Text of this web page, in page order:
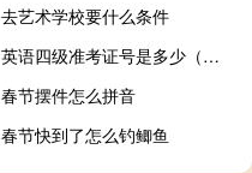
去艺术学校要什么条件
英语四级准考证号是多少（英语四级准考证号）
春节摆件怎么拼音
春节快到了怎么钓鲫鱼